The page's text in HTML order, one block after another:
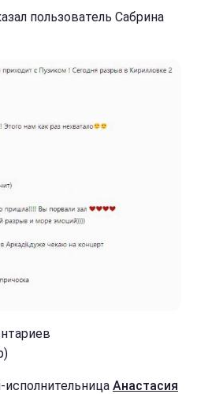
пользователь Сабрина
исполнительница Анастасия